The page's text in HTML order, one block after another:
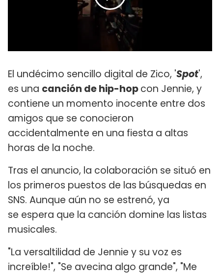
El undécimo sencillo digital de Zico, 'Spot',
es una canción de hip-hopcon Jennie, y
contiene un momento inocente entre dos
amigos que se conocieron
accidentalmente en una fiesta a altas
horas de la noche.
Tras el anuncio, la colaboración se situó en
los primeros puestos de las búsquedas en
SNS. Aunque aún no se estrenó, ya
se espera que la canción domine las listas
musicales.
"La versaltilidad de Jennie y su voz es
increíble!", "Se avecina algo grande", "Me